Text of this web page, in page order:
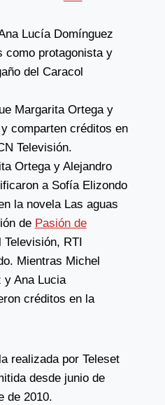
Lucía Domínguez
como protagonista y
del Caracol
Margarita Ortega y
comparten créditos en
Televisión.
Ortega y Alejandro
a Sofía Elizondo
la novela Las aguas
de Pasión de
Televisión, RTI
Mientras Michel
y Ana Lucia
créditos en la
realizada por Teleset
desde junio de
de 2010.